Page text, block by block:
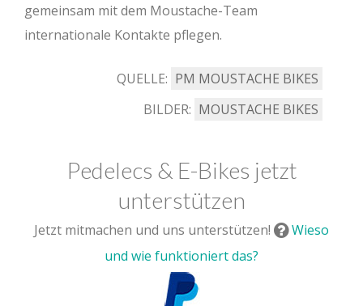
gemeinsam mit dem Moustache-Team
internationale Kontakte pflegen.
QUELLE: PM MOUSTACHE BIKES
BILDER: MOUSTACHE BIKES
Pedelecs & E-Bikes jetzt
unterstützen
Jetzt mitmachen und uns unterstützen!
Wieso
und wie funktioniert das?